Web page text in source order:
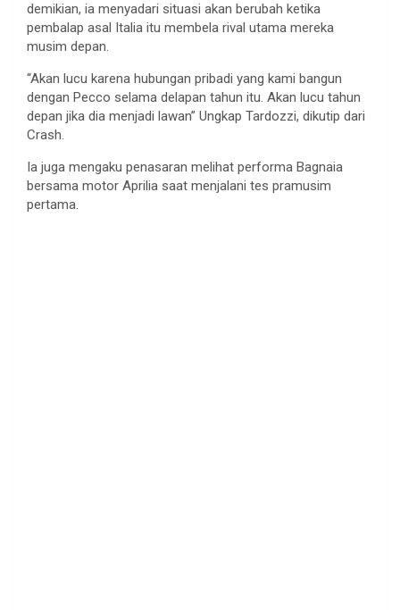
demikian, ia menyadari situasi akan berubah ketika
pembalap asal Italia itu membela rival utama mereka
musim depan.
“Akan lucu karena hubungan pribadi yang kami bangun
dengan Pecco selama delapan tahun itu. Akan lucu tahun
depan jika dia menjadi lawan” Ungkap Tardozzi, dikutip dari
Crash.
Ia juga mengaku penasaran melihat performa Bagnaia
bersama motor Aprilia saat menjalani tes pramusim
pertama.